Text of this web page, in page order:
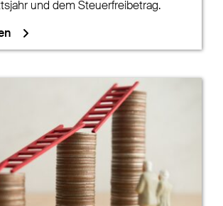
und dem Steuerfreibetrag.